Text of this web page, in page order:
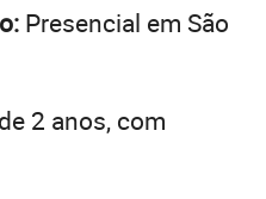
Presencial em São
2 anos, com